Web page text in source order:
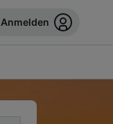
Anmelden